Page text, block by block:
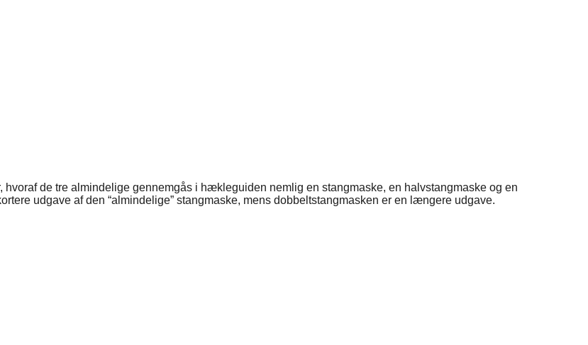
de tre almindelige gennemgås i hækleguiden nemlig en stangmaske, en halvstangmaske og en
udgave af den “almindelige” stangmaske, mens dobbeltstangmasken er en længere udgave.